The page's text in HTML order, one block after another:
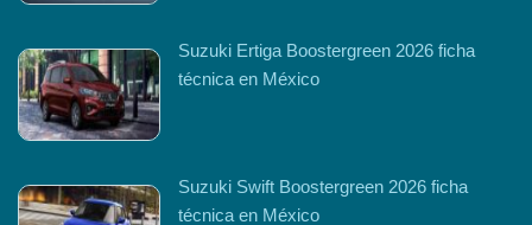
Suzuki Ertiga Boostergreen 2026 ficha
técnica en México
Suzuki Swift Boostergreen 2026 ficha
técnica en México